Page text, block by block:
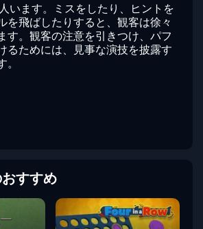
います。ミスをしたり、ヒントを
を飛ばしたりすると、観客は徐々
す。観客の注意を引きつけ、パフ
るためには、見事な演技を披露す
すすめ